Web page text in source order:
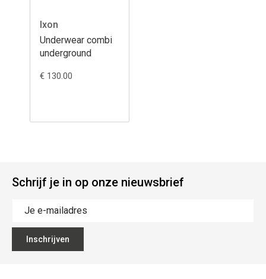
Ixon
Underwear combi
underground
€ 130.00
Schrijf je in op onze nieuwsbrief
Inschrijven